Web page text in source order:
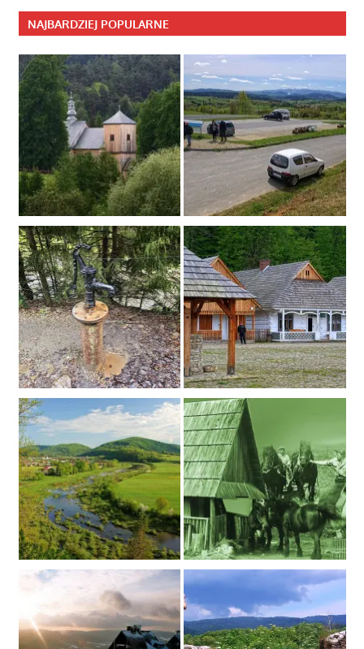
NAJBARDZIEJ POPULARNE